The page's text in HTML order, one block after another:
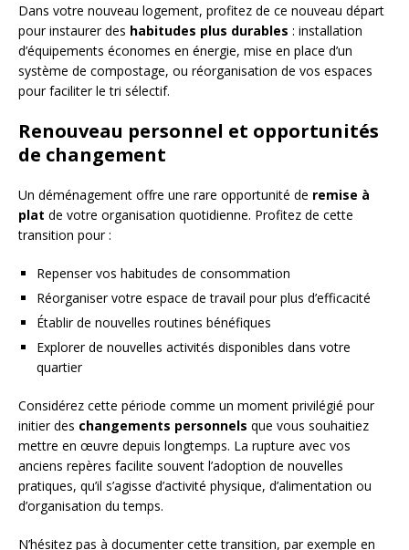
Dans votre nouveau logement, profitez de ce nouveau départ
pour instaurer des habitudes plus durables : installation
d’équipements économes en énergie, mise en place d’un
système de compostage, ou réorganisation de vos espaces
pour faciliter le tri sélectif.
Renouveau personnel et opportunités
de changement
Un déménagement offre une rare opportunité de remise à
plat de votre organisation quotidienne. Profitez de cette
transition pour :
Repenser vos habitudes de consommation
Réorganiser votre espace de travail pour plus d’efficacité
Établir de nouvelles routines bénéfiques
Explorer de nouvelles activités disponibles dans votre
quartier
Considérez cette période comme un moment privilégié pour
initier des changements personnels que vous souhaitiez
mettre en œuvre depuis longtemps. La rupture avec vos
anciens repères facilite souvent l’adoption de nouvelles
pratiques, qu’il s’agisse d’activité physique, d’alimentation ou
d’organisation du temps.
N’hésitez pas à documenter cette transition, par exemple en